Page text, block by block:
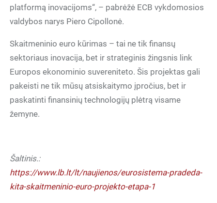
platformą inovacijoms“, – pabrėžė ECB vykdomosios
valdybos narys Piero Cipollonė.
Skaitmeninio euro kūrimas – tai ne tik finansų
sektoriaus inovacija, bet ir strateginis žingsnis link
Europos ekonominio suvereniteto. Šis projektas gali
pakeisti ne tik mūsų atsiskaitymo įpročius, bet ir
paskatinti finansinių technologijų plėtrą visame
žemyne.
Šaltinis.:
https://www.lb.lt/lt/naujienos/eurosistema-pradeda-
kita-skaitmeninio-euro-projekto-etapa-1